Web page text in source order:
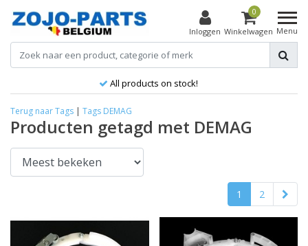
Inloggen
0
Winkelwagen Menu
Best product, better price!
Terug naar Tags | Tags DEMAG
Producten getagd met DEMAG
1 2